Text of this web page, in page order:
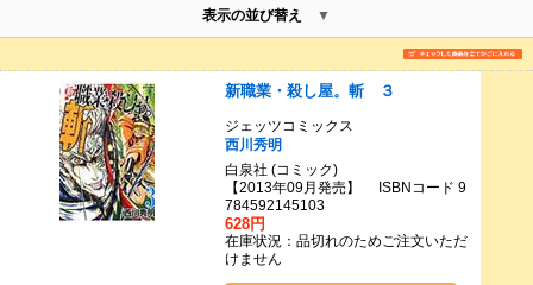
表示の並び替え
新職業・殺し屋。斬 ３
ジェッツコミックス
西川秀明
白泉社 (コミック)
【2013年09月発売】 ISBNコード 9
784592145103
628円
在庫状況：品切れのためご注文いただ
けません